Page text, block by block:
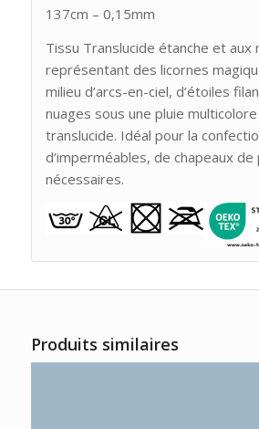
137cm – 0,15mm
Tissu Translucide étanche et aux
représentant des licornes
milieu d’arcs-en-ciel, d’étoiles
nuages sous une pluie
translucide. Idéal pour la
d’imperméables, de chapeaux
nécessaires.
Produits similaires